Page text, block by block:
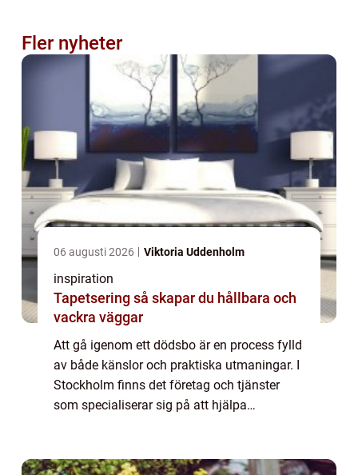
Fler nyheter
06 augusti 2026 Viktoria Uddenholm
inspiration
Tapetsering så skapar du hållbara och
vackra väggar
Att gå igenom ett dödsbo är en process fylld
av både känslor och praktiska utmaningar. I
Stockholm finns det företag och tjänster
som specialiserar sig på att hjälpa